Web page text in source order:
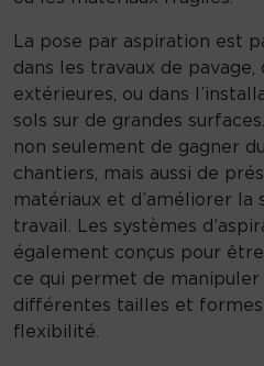
La pose par aspiration est
dans les travaux de
extérieures, ou dans
sols sur de grandes
non seulement de gagner
chantiers, mais aussi de
matériaux et d’améliorer la
travail. Les systèmes
également conçus pour
ce qui permet de manipuler
différentes tailles et formes
flexibilité.